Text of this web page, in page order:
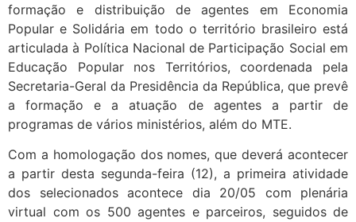
formação e distribuição de agentes em Economia
Popular e Solidária em todo o território brasileiro está
articulada à Política Nacional de Participação Social em
Educação Popular nos Territórios, coordenada pela
Secretaria-Geral da Presidência da República, que prevê
a formação e a atuação de agentes a partir de
programas de vários ministérios, além do MTE.
Com a homologação dos nomes, que deverá acontecer
a partir desta segunda-feira (12), a primeira atividade
dos selecionados acontece dia 20/05 com plenária
virtual com os 500 agentes e parceiros, seguidos de